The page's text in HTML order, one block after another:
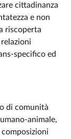
cittadinanza
e non
riscoperta
specifico ed
di comunità
animale,